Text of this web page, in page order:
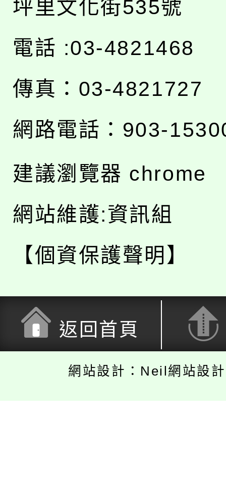
坪里文化街535號
電話 :03-4821468
傳真：03-4821727
網路電話：903-
建議瀏覽器 chrome
網站維護:資訊組
【個資保護聲明】
返回首頁
網站設計：Neil網站設